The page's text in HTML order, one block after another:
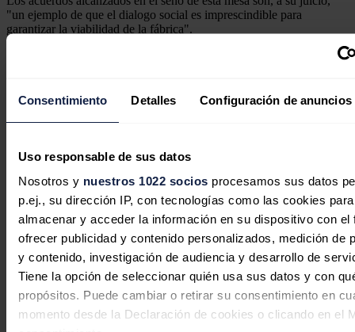
Consentimiento Detalles Configuración de anuncios
Uso responsable de sus datos
Nosotros y nuestros 1022 socios procesamos sus datos
p.ej., su dirección IP, con tecnologías como las cookies para
almacenar y acceder la información en su dispositivo con el
ofrecer publicidad y contenido personalizados, medición de
y contenido, investigación de audiencia y desarrollo de
Tiene la opción de seleccionar quién usa sus datos y con
propósitos. Puede cambiar o retirar su consentimiento en
momento desde la Declaración de cookies o clicando en el
"un ejemplo de que el dialogo social es imprescindible para
garantizar la viabilidad de la fábrica".
colada.
El aumento en 88 millones de dólares de la inversión prevista en un
cocción de ánodos y a las barras de compensación magnética.
Noticias relacionadas
El Gobierno rescata con 274 millones
cuatro proyectos de hidrógeno verde
descartados por Bruselas